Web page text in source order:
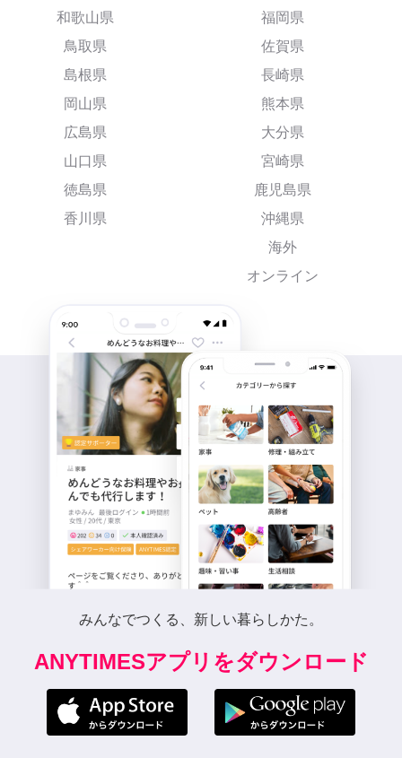
和歌山県
鳥取県
島根県
岡山県
広島県
山口県
徳島県
香川県
福岡県
佐賀県
長崎県
熊本県
大分県
宮崎県
鹿児島県
沖縄県
海外
オンライン
みんなでつくる、新しい暮らしかた。
ANYTIMESアプリをダウンロード